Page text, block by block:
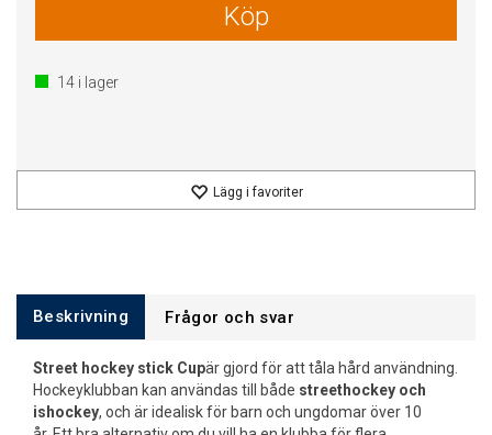
Köp
14 i lager
Lägg i favoriter
Beskrivning Frågor och svar
Street hockey stick Cupär gjord för att tåla hård användning.
Hockeyklubban kan användas till både streethockey och
ishockey, och är idealisk för barn och ungdomar över 10